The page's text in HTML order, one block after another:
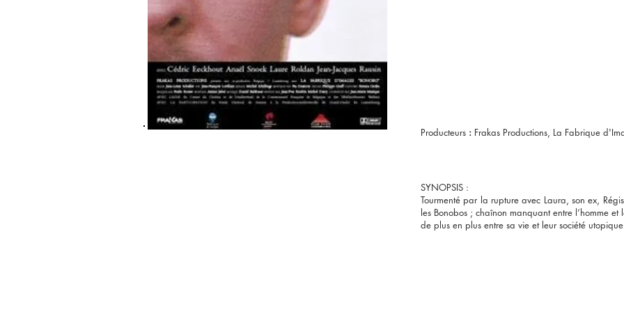
Producteurs : Frakas Productions, La Fabrique
SYNOPSIS :
Tourmenté par la rupture avec Laura, son ex,
les Bonobos ; chaînon manquant entre l’homme
de plus en plus entre sa vie et leur société